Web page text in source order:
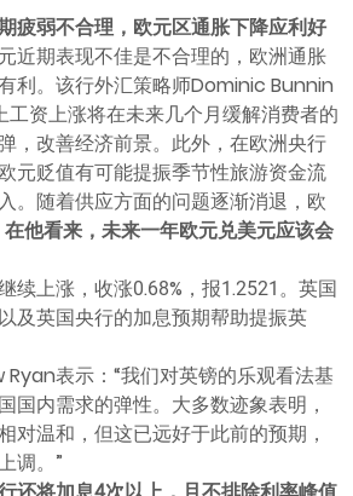
疲弱不合理，欧元区通胀下降应利好
近期表现不佳是不合理的，欧洲通胀
利。该行外汇策略师Dominic Bunnin
资上涨将在未来几个月缓解消费者的
，改善经济前景。此外，在欧洲央行
元贬值有可能提振季节性旅游资金流
。随着供应方面的问题逐渐消退，欧
在他看来，未来一年欧元兑美元应该会
续上涨，收涨0.68%，报1.2521。英国
及英国央行的加息预期帮助提振英
表示：“我们对英镑的乐观看法基
国内需求的弹性。大多数迹象表明，
对温和，但这已远好于此前的预期，
调。”